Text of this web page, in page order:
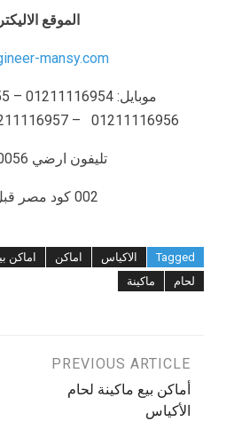
الموقع
mansy.com
تليفون ارضي 0225880056
002 كود مصر قبل الرقم
Tagged الاكياس اماكن اماكن
لحام
ماكينة
تصفّح
المقالات
PREVIOUS ARTICLE
أماكن بيع ماكينة لحام
الأكياس